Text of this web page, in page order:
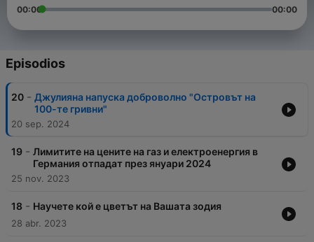
00:00 00:00
Episodios
20 - Джулияна напуска доброволно "Островът на
100-те гривни"
20 sep. 2024
19 - Лимитите на цените на газ и електроенергия в
Германия отпадат през януари 2024
25 nov. 2023
18 - Научете кой е цветът на Вашата зодия
28 abr. 2023